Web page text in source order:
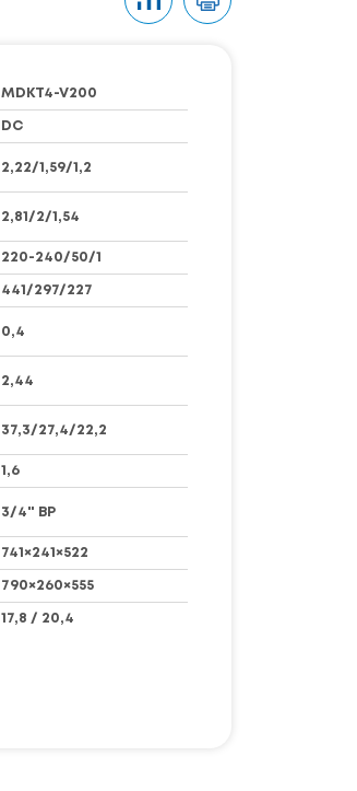
MDKT4-V200
DC
2,22/1,59/1,2
2,81/2/1,54
220-240/50/1
441/297/227
0,4
2,44
37,3/27,4/22,2
1,6
3/4" BP
741×241×522
790×260×555
17,8 / 20,4